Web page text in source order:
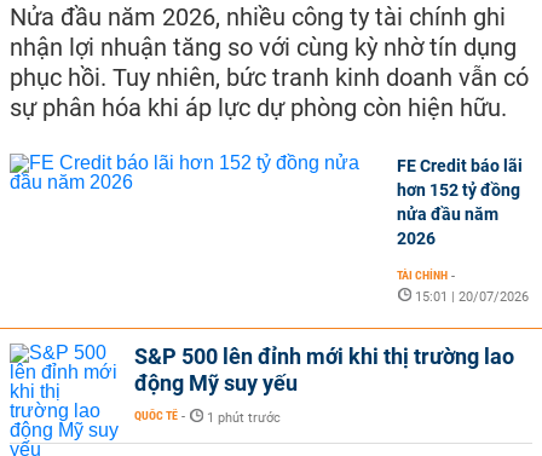
Nửa đầu năm 2026, nhiều công ty tài chính ghi
nhận lợi nhuận tăng so với cùng kỳ nhờ tín dụng
phục hồi. Tuy nhiên, bức tranh kinh doanh vẫn có
sự phân hóa khi áp lực dự phòng còn hiện hữu.
FE Credit báo lãi
hơn 152 tỷ đồng
nửa đầu năm
2026
TÀI CHÍNH -
15:01 | 20/07/2026
S&P 500 lên đỉnh mới khi thị trường lao
động Mỹ suy yếu
QUỐC TẾ - 1 phút trước